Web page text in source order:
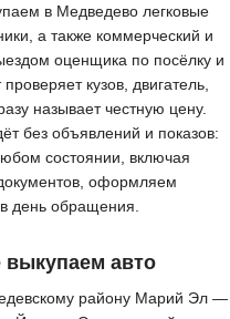
в Медведево легковые
а также коммерческий и
оценщика по посёлку и
кузов, двигатель,
называет честную цену.
без объявлений и показов:
состоянии, включая
оформляем
день обращения.
выкупаем авто
району Марий Эл —